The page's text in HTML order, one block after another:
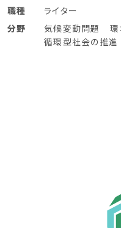
職種
ライター
分野
気候変動問題
循環型社会の推進